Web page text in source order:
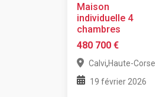
Maison
individuelle 4
chambres
480 700 €
Calvi,Haute-Corse
19 février 2026